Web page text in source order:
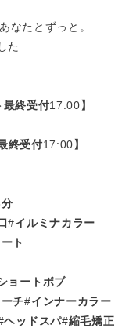
なたとずっと。
た
最終受付17:00】
終受付17:00】
分
#イルミナカラー
ト
ョートボブ
チ#インナーカラー
ヘッドスパ#縮毛矯正